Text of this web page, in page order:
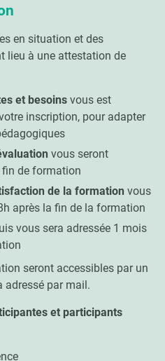
en situation et des
lieu à une attestation de
et besoins vous est
inscription, pour adapter
vous seront
fin de formation
de la formation vous
après la fin de la formation
vous sera adressée 1 mois
seront accessibles par un
adressé par mail.
et participants